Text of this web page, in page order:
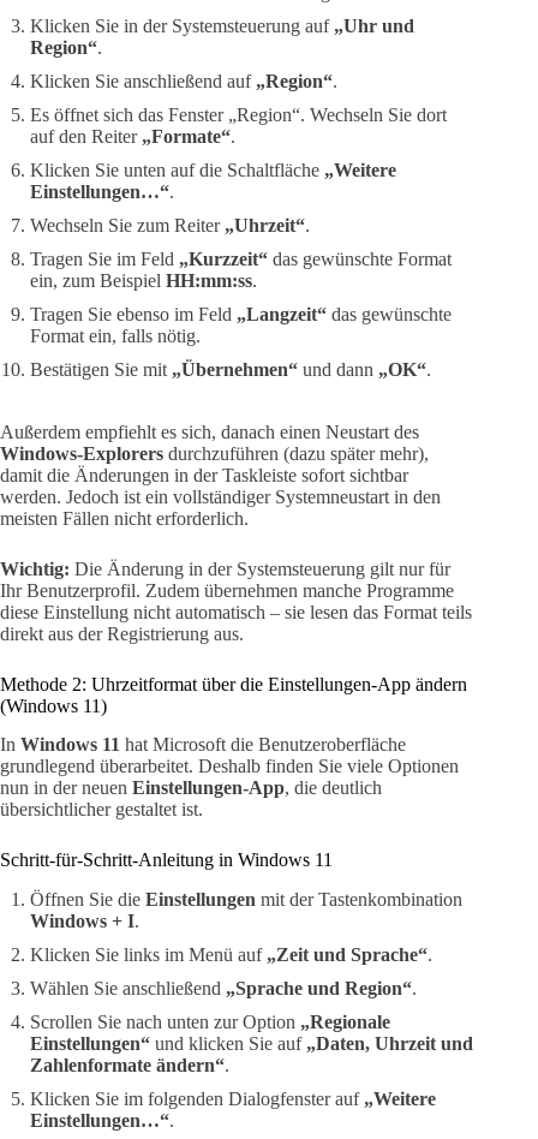
Klicken Sie in der Systemsteuerung auf „Uhr und
Region“.
Klicken Sie anschließend auf „Region“.
Es öffnet sich das Fenster „Region“. Wechseln Sie dort
auf den Reiter „Formate“.
Klicken Sie unten auf die Schaltfläche „Weitere
Einstellungen…“.
Wechseln Sie zum Reiter „Uhrzeit“.
Tragen Sie im Feld „Kurzzeit“ das gewünschte Format
ein, zum Beispiel HH:mm:ss.
Tragen Sie ebenso im Feld „Langzeit“ das gewünschte
Format ein, falls nötig.
Bestätigen Sie mit „Übernehmen“ und dann „OK“.
Außerdem empfiehlt es sich, danach einen Neustart des
Windows-Explorers durchzuführen (dazu später mehr),
damit die Änderungen in der Taskleiste sofort sichtbar
werden. Jedoch ist ein vollständiger Systemneustart in den
meisten Fällen nicht erforderlich.
Wichtig: Die Änderung in der Systemsteuerung gilt nur für
Ihr Benutzerprofil. Zudem übernehmen manche Programme
diese Einstellung nicht automatisch – sie lesen das Format teils
direkt aus der Registrierung aus.
Methode 2: Uhrzeitformat über die Einstellungen-App ändern
(Windows 11)
In Windows 11 hat Microsoft die Benutzeroberfläche
grundlegend überarbeitet. Deshalb finden Sie viele Optionen
nun in der neuen Einstellungen-App, die deutlich
übersichtlicher gestaltet ist.
Schritt-für-Schritt-Anleitung in Windows 11
Öffnen Sie die Einstellungen mit der Tastenkombination
Windows + I.
Klicken Sie links im Menü auf „Zeit und Sprache“.
Wählen Sie anschließend „Sprache und Region“.
Scrollen Sie nach unten zur Option „Regionale
Einstellungen“ und klicken Sie auf „Daten, Uhrzeit und
Zahlenformate ändern“.
Klicken Sie im folgenden Dialogfenster auf „Weitere
Einstellungen…“.